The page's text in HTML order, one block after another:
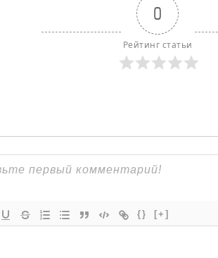
0
Рейтинг статьи
{} [+]